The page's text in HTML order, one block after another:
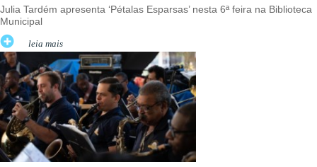
Julia Tardém apresenta ‘Pétalas Esparsas’ nesta 6ª feira na Biblioteca
Municipal
leia mais